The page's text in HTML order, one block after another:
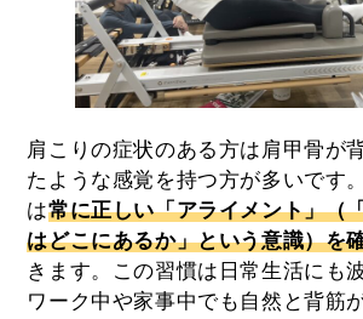
肩こりの症状のある方は肩甲骨が
たような感覚を持つ方が多いです
は常に正しい「アライメント」（
はどこにあるか」という意識）を
きます。この習慣は日常生活にも
ワーク中や家事中でも自然と背筋